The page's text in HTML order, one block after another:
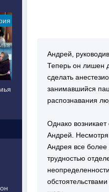
Андрей,
Теперь он лишен
сделать
занимавшийся
распознавания
Однако
Андрей.
Андрея все более
трудностью